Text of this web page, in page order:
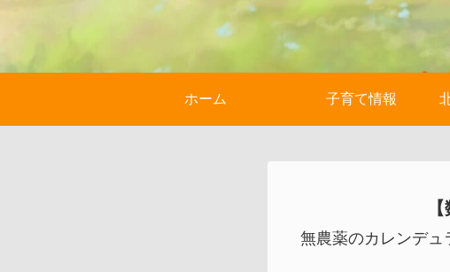
ホーム 子育て情報
無農薬のカレンデュ